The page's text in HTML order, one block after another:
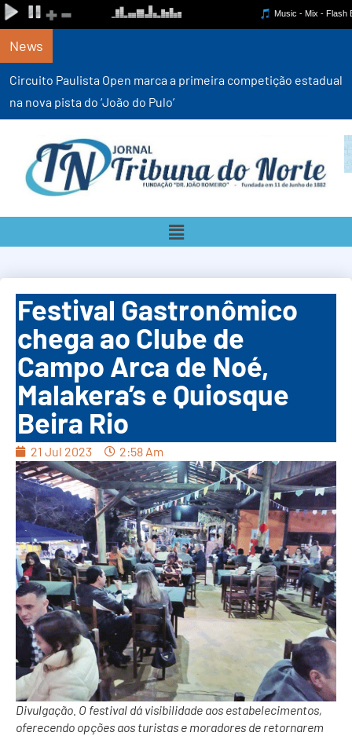
News
Circuito Paulista Open marca a primeira competição estadual
na nova pista do ‘João do Pulo’
Festival Gastronômico
chega ao Clube de
Campo Arca de Noé,
Malakera’s e Quiosque
Beira Rio
21 Jul 2023 2:58 Am
Divulgação. O festival dá visibilidade aos estabelecimentos,
oferecendo opções aos turistas e moradores de retornarem